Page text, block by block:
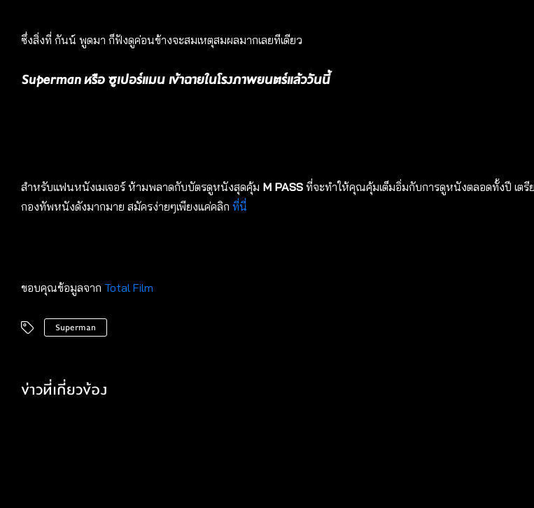
ซึ่งสิ่งที่ กันน์ พูดมา ก็ฟังดูค่อนข้างจะสมเหตุสมผลมากเลยทีเดียว
Superman หรือ ซูเปอร์แมน เข้าฉายในโรงภาพยนตร์แล้ววันนี้
สำหรับแฟนหนังเมเจอร์ ห้ามพลาดกับบัตรดูหนังสุดคุ้ม M PASS ที่จะทำให้คุณคุ้มเต็มอิ่มกับการดูหนังตลอดทั้งปี เตรี
กองทัพหนังดังมากมาย สมัครง่ายๆเพียงแค่คลิก ที่นี่
ขอบคุณข้อมูลจาก Total Film​​​​​​
Superman
ข่าวที่เกี่ยวข้อง